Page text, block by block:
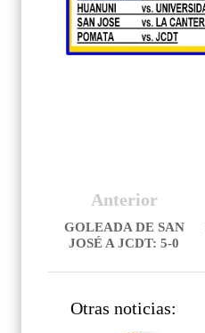
Anterior
GOLEADA DE SAN
JOSÉ A JCDT: 5-0
Otras noticias: